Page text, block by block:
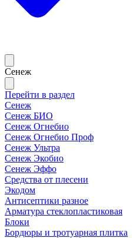
Сенеж
Перейти в раздел
Сенеж
Сенеж БИО
Сенеж Огнебио
Сенеж Огнебио Проф
Сенеж Ультра
Сенеж Экобио
Сенеж Эффо
Средства от плесени
Экодом
Антисептики разное
Арматура стеклопластиковая
Блоки
Бордюры и тротуарная плитка